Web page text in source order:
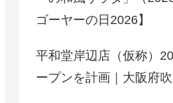
ゴーヤーの日2026】
平和堂岸辺店（仮称）
ープンを計画｜大阪府